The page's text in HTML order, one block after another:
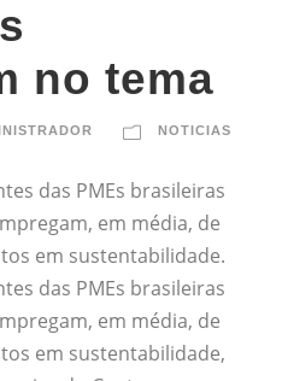
no tema
NOTICIAS
das PMEs brasileiras
em média, de
em sustentabilidade.
das PMEs brasileiras
em média, de
em sustentabilidade,